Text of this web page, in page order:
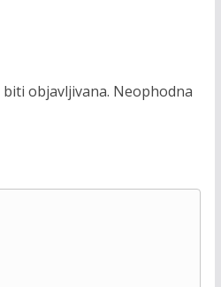
biti objavljivana. Neophodna